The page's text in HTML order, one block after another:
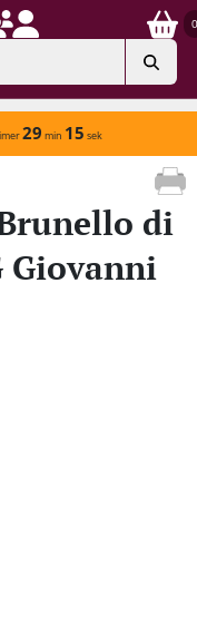
0
29 min 15 sek
di
Giovanni